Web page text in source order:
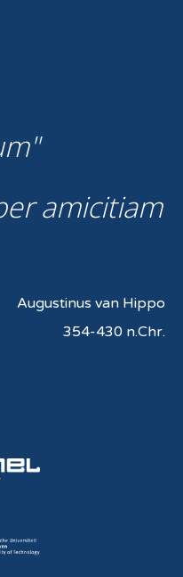
amicitiam
Augustinus van Hippo
354-430 n.Chr.